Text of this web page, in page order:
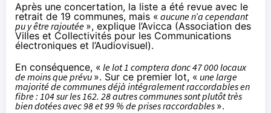
Après une concertation, la liste a été revue avec le
retrait de 19 communes, mais « aucune n’a cependant
pu y être rajoutée », explique l’Avicca (Association des
Villes et Collectivités pour les Communications
électroniques et l’Audiovisuel).
En conséquence, « le lot 1 comptera donc 47 000 locaux
de moins que prévu ». Sur ce premier lot, « une large
majorité de communes déjà intégralement raccordables en
fibre : 104 sur les 162. 28 autres communes sont plutôt très
bien dotées avec 98 et 99 % de prises raccordables ».